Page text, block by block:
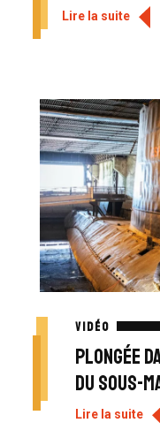
Lire la suite
VIDÉO
Plongée
du sous-
Lire la suite